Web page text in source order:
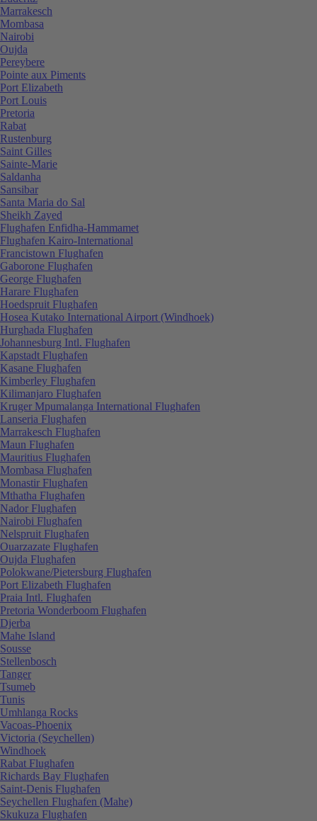
Marrakesch
Mombasa
Nairobi
Oujda
Pereybere
Pointe aux Piments
Port Elizabeth
Port Louis
Pretoria
Rabat
Rustenburg
Saint Gilles
Sainte-Marie
Saldanha
Sansibar
Santa Maria do Sal
Sheikh Zayed
Flughafen Enfidha-Hammamet
Flughafen Kairo-International
Francistown Flughafen
Gaborone Flughafen
George Flughafen
Harare Flughafen
Hoedspruit Flughafen
Hosea Kutako International Airport (Windhoek)
Hurghada Flughafen
Johannesburg Intl. Flughafen
Kapstadt Flughafen
Kasane Flughafen
Kimberley Flughafen
Kilimanjaro Flughafen
Kruger Mpumalanga International Flughafen
Lanseria Flughafen
Marrakesch Flughafen
Maun Flughafen
Mauritius Flughafen
Mombasa Flughafen
Monastir Flughafen
Mthatha Flughafen
Nador Flughafen
Nairobi Flughafen
Nelspruit Flughafen
Ouarzazate Flughafen
Oujda Flughafen
Polokwane/Pietersburg Flughafen
Port Elizabeth Flughafen
Praia Intl. Flughafen
Pretoria Wonderboom Flughafen
Djerba
Mahe Island
Sousse
Stellenbosch
Tanger
Tsumeb
Tunis
Umhlanga Rocks
Vacoas-Phoenix
Victoria (Seychellen)
Windhoek
Rabat Flughafen
Richards Bay Flughafen
Saint-Denis Flughafen
Seychellen Flughafen (Mahe)
Skukuza Flughafen